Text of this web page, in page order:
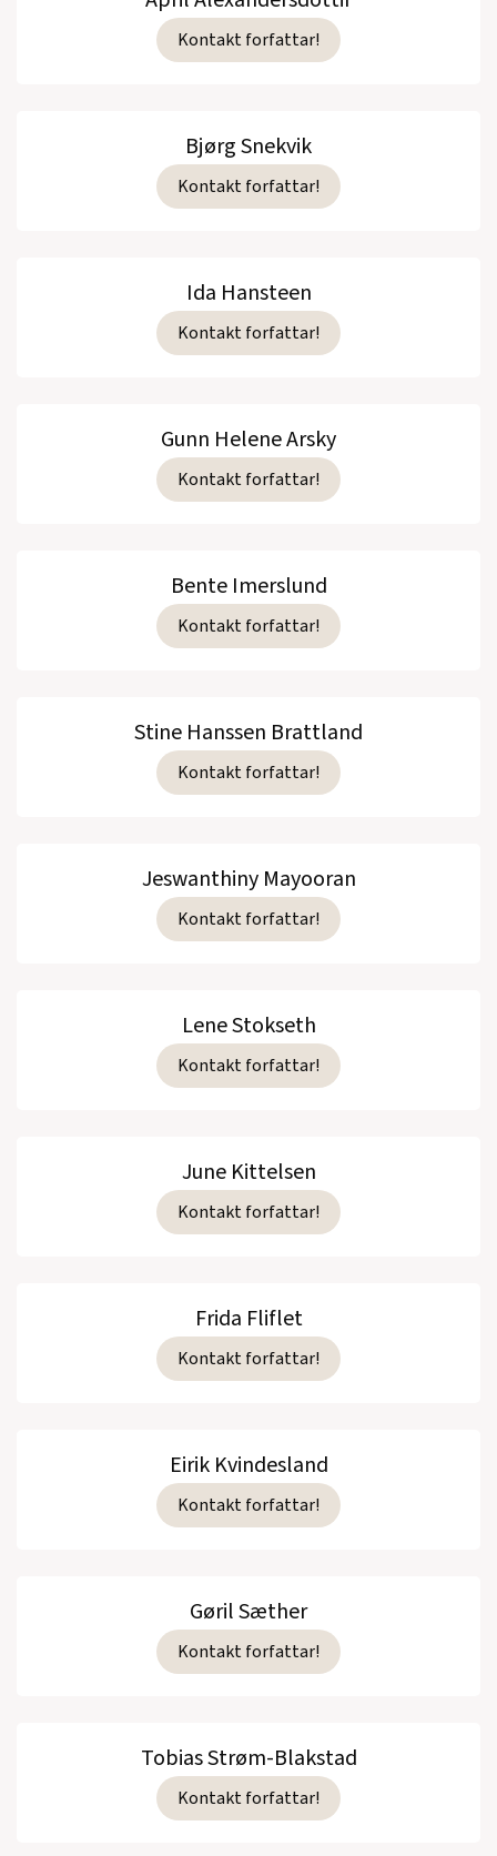
Kontakt forfattar!
Bjørg Snekvik
Kontakt forfattar!
Ida Hansteen
Kontakt forfattar!
Gunn Helene Arsky
Kontakt forfattar!
Bente Imerslund
Kontakt forfattar!
Stine Hanssen Brattland
Kontakt forfattar!
Jeswanthiny Mayooran
Kontakt forfattar!
Lene Stokseth
Kontakt forfattar!
June Kittelsen
Kontakt forfattar!
Frida Fliflet
Kontakt forfattar!
Eirik Kvindesland
Kontakt forfattar!
Gøril Sæther
Kontakt forfattar!
Tobias Strøm-Blakstad
Kontakt forfattar!